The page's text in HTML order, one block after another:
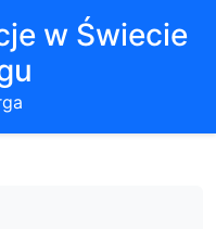
w Świecie